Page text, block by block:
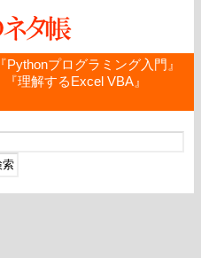
『Pythonプログラミング入門』
『理解するExcel VBA』